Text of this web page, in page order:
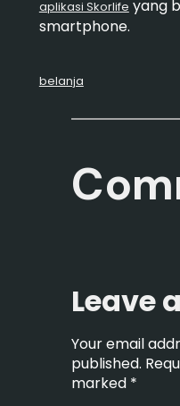
aplikasi Skorlife yang
smartphone.
belanja
Leave
Your email
published.
marked *